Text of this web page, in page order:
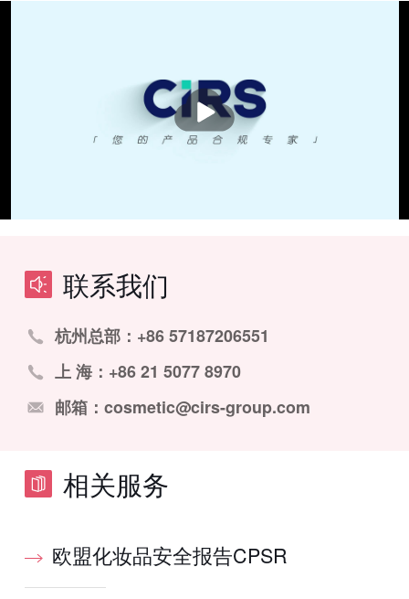
播
放
联系我们
杭州总部：+86 57187206551
上 海：+86 21 5077 8970
邮箱：cosmetic@cirs-group.com
相关服务
欧盟化妆品安全报告CPSR